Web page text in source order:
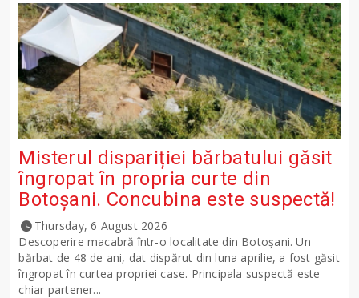
Misterul dispariției bărbatului găsit
îngropat în propria curte din
Botoșani. Concubina este suspectă!
Thursday, 6 August 2026
Descoperire macabră într-o localitate din Botoșani. Un
bărbat de 48 de ani, dat dispărut din luna aprilie, a fost găsit
îngropat în curtea propriei case. Principala suspectă este
chiar partener...